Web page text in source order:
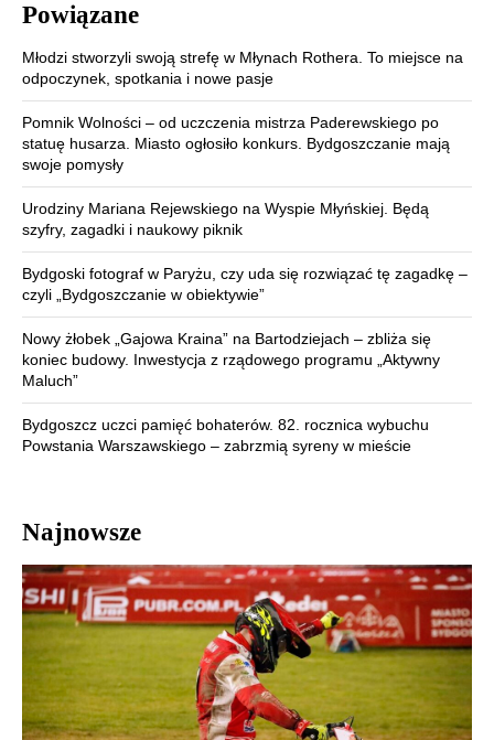
Powiązane
Młodzi stworzyli swoją strefę w Młynach Rothera. To miejsce na
odpoczynek, spotkania i nowe pasje
Pomnik Wolności – od uczczenia mistrza Paderewskiego po
statuę husarza. Miasto ogłosiło konkurs. Bydgoszczanie mają
swoje pomysły
Urodziny Mariana Rejewskiego na Wyspie Młyńskiej. Będą
szyfry, zagadki i naukowy piknik
Bydgoski fotograf w Paryżu, czy uda się rozwiązać tę zagadkę –
czyli „Bydgoszczanie w obiektywie”
Nowy żłobek „Gajowa Kraina” na Bartodziejach – zbliża się
koniec budowy. Inwestycja z rządowego programu „Aktywny
Maluch”
Bydgoszcz uczci pamięć bohaterów. 82. rocznica wybuchu
Powstania Warszawskiego – zabrzmią syreny w mieście
Najnowsze